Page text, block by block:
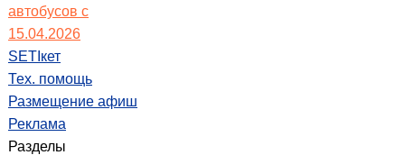
автобусов с
15.04.2026
SETIкет
Тех. помощь
Размещение афиш
Реклама
Разделы